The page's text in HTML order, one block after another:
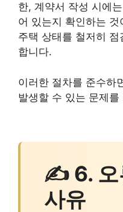
한, 계약서 작성 시에
어 있는지 확인하는
주택 상태를 철저히
합니다.
이러한 절차를 준수하
발생할 수 있는 문제
✍ 6. 오
사유